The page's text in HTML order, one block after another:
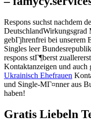
Respons suchst nachdem
DeutschlandWirkungsgrad
gebГјhrenfrei bei
Singles leer
respons stГ¶berst
Kontaktanzeigen und auch
Ukrainisch Ehefrauen
und Single-MГ¤nner aus
haben!
Gratis Liebeln